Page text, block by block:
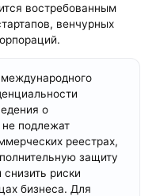
востребованным
венчурных
о
подлежат
реестрах,
защиту
риски
бизнеса. Для